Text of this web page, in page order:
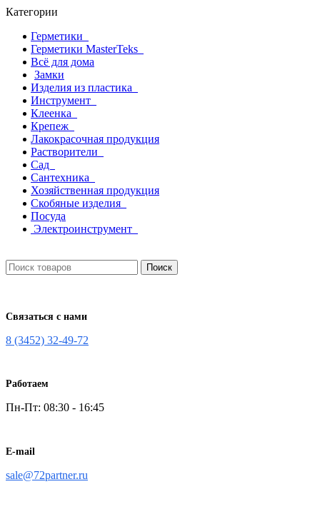
Категории
Герметики
Герметики MasterTeks
Всё для дома
Замки
Изделия из пластика
Инструмент
Клеенка
Крепеж
Лакокрасочная продукция
Растворители
Сад
Сантехника
Хозяйственная продукция
Скобяные изделия
Посуда
Электроинструмент
Поиск
Связаться с нами
8 (3452) 32-49-72
Работаем
Пн-Пт: 08:30 - 16:45
E-mail
sale@72partner.ru